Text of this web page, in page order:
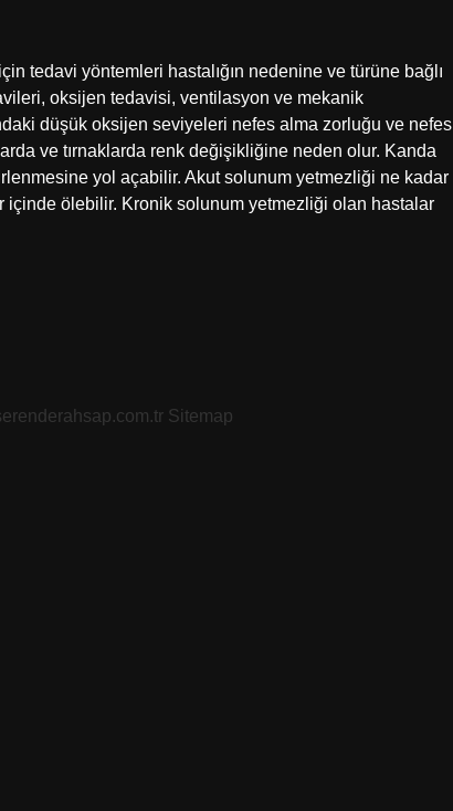
tedavi yöntemleri hastalığın nedenine ve türüne bağlı
oksijen tedavisi, ventilasyon ve mekanik
düşük oksijen seviyeleri nefes alma zorluğu ve nefes
ve tırnaklarda renk değişikliğine neden olur. Kanda
yol açabilir. Akut solunum yetmezliği ne kadar
ölebilir. Kronik solunum yetmezliği olan hastalar
Sitemap